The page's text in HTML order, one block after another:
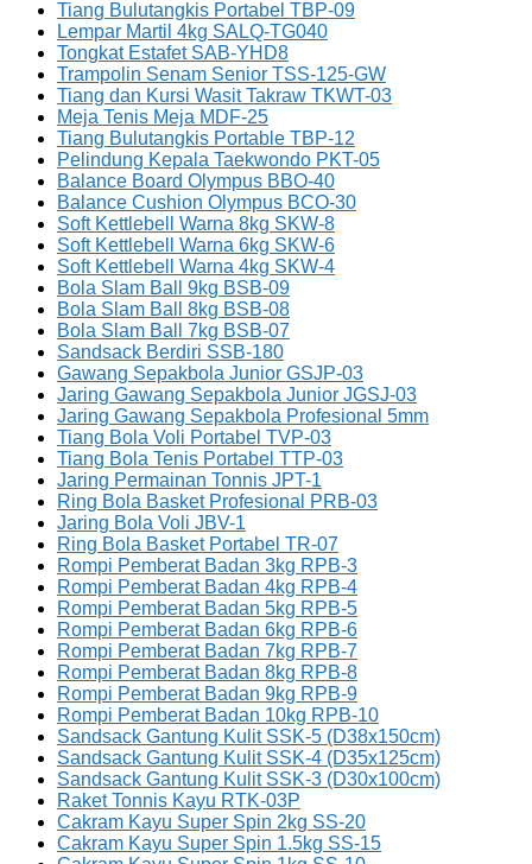
Tiang Bulutangkis Portabel TBP-09
Lempar Martil 4kg SALQ-TG040
Tongkat Estafet SAB-YHD8
Trampolin Senam Senior TSS-125-GW
Tiang dan Kursi Wasit Takraw TKWT-03
Meja Tenis Meja MDF-25
Tiang Bulutangkis Portable TBP-12
Pelindung Kepala Taekwondo PKT-05
Balance Board Olympus BBO-40
Balance Cushion Olympus BCO-30
Soft Kettlebell Warna 8kg SKW-8
Soft Kettlebell Warna 6kg SKW-6
Soft Kettlebell Warna 4kg SKW-4
Bola Slam Ball 9kg BSB-09
Bola Slam Ball 8kg BSB-08
Bola Slam Ball 7kg BSB-07
Sandsack Berdiri SSB-180
Gawang Sepakbola Junior GSJP-03
Jaring Gawang Sepakbola Junior JGSJ-03
Jaring Gawang Sepakbola Profesional 5mm
Tiang Bola Voli Portabel TVP-03
Tiang Bola Tenis Portabel TTP-03
Jaring Permainan Tonnis JPT-1
Ring Bola Basket Profesional PRB-03
Jaring Bola Voli JBV-1
Ring Bola Basket Portabel TR-07
Rompi Pemberat Badan 3kg RPB-3
Rompi Pemberat Badan 4kg RPB-4
Rompi Pemberat Badan 5kg RPB-5
Rompi Pemberat Badan 6kg RPB-6
Rompi Pemberat Badan 7kg RPB-7
Rompi Pemberat Badan 8kg RPB-8
Rompi Pemberat Badan 9kg RPB-9
Rompi Pemberat Badan 10kg RPB-10
Sandsack Gantung Kulit SSK-5 (D38x150cm)
Sandsack Gantung Kulit SSK-4 (D35x125cm)
Sandsack Gantung Kulit SSK-3 (D30x100cm)
Raket Tonnis Kayu RTK-03P
Cakram Kayu Super Spin 2kg SS-20
Cakram Kayu Super Spin 1.5kg SS-15